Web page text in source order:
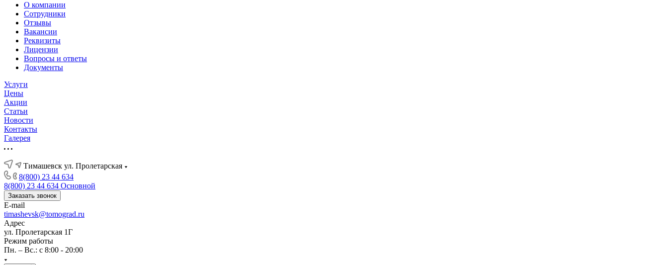
О компании
Сотрудники
Отзывы
Вакансии
Реквизиты
Лицензии
Вопросы и ответы
Документы
Услуги
Цены
Акции
Статьи
Новости
Контакты
Галерея
Тимашевск ул. Пролетарская
8(800) 23 44 634
8(800) 23 44 634 Основной
Заказать звонок
E-mail
timashevsk@tomograd.ru
Адрес
ул. Пролетарская 1Г
Режим работы
Пн. – Вс.: с 8:00 - 20:00